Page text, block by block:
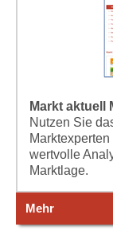
Markt aktuell
Nutzen Sie
wertvolle
Marktlage.
Mehr